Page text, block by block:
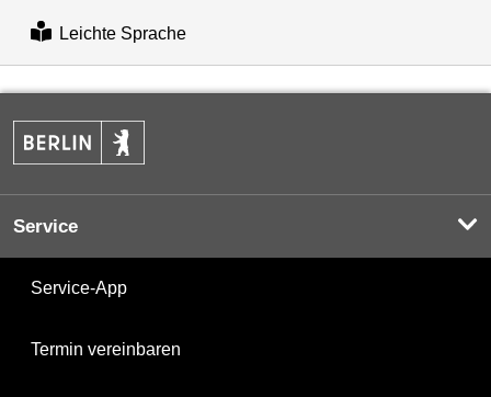
Leichte Sprache
Service
Service-App
Termin vereinbaren